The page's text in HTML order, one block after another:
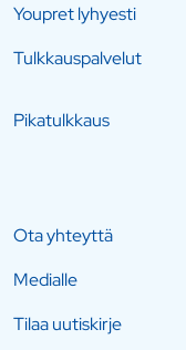
Youpret lyhyesti
Tulkkauspalvelut
Pikatulkkaus
Ota yhteyttä
Medialle
Tilaa uutiskirje